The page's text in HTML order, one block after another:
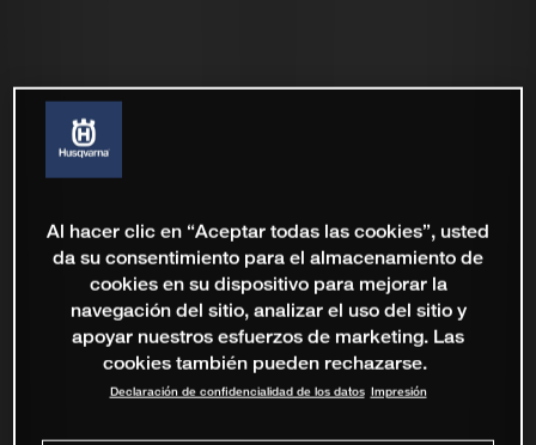
Al hacer clic en “Aceptar todas las cookies”, usted
da su consentimiento para el almacenamiento de
cookies en su dispositivo para mejorar la
navegación del sitio, analizar el uso del sitio y
apoyar nuestros esfuerzos de marketing. Las
cookies también pueden rechazarse.
Declaración de confidencialidad de los datos Impresión